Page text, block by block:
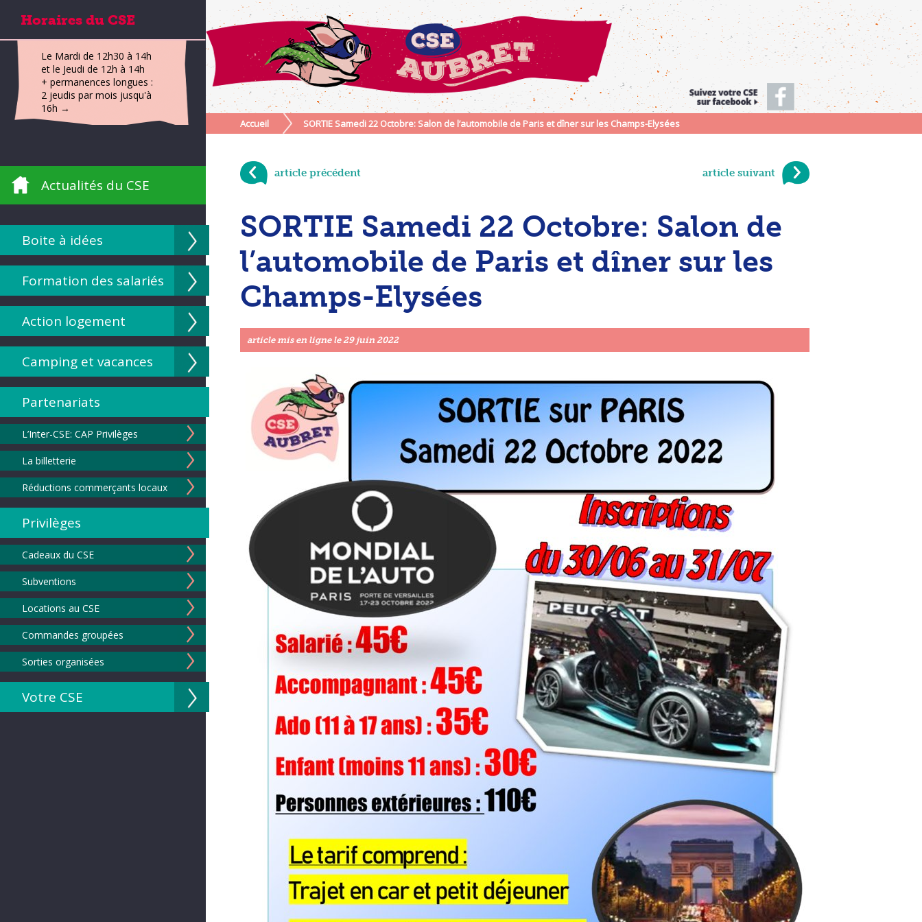
Horaires du CSE
Le Mardi de 12h30 à 14h
et le Jeudi de 12h à 14h
+ permanences longues :
2 jeudis par mois jusqu'à
16h →
Actualités du CSE
Boite à idées
Formation des salariés
Action logement
Camping et vacances
Partenariats
L’Inter-CSE: CAP Privilèges
La billetterie
Réductions commerçants locaux
Privilèges
Cadeaux du CSE
Subventions
Locations au CSE
Commandes groupées
Sorties organisées
Votre CSE
Accueil SORTIE Samedi 22 Octobre: Salon de l’automobile de Paris et dîner sur les Champs-Elysées
article précédent article suivant
SORTIE Samedi 22 Octobre: Salon de
l’automobile de Paris et dîner sur les
Champs-Elysées
article mis en ligne le 29 juin 2022